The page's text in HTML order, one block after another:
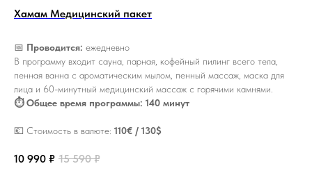
Хамам Медицинский пакет
📅 Проводится: ежедневно
В программу входит сауна, парная, кофейный пилинг всего тела,
пенная ванна с ароматическим мылом, пенный массаж, маска для
лица и 60-минутный медицинский массаж с горячими камнями.
⏱ Общее время программы: 140 минут
💶 Стоимость в валюте: 110€ / 130$
10 990 ₽ 15 590 ₽